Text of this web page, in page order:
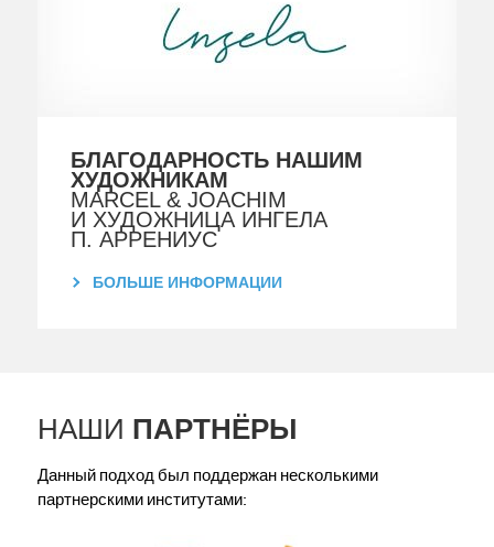
БЛАГОДАРНОСТЬ НАШИМ
ХУДОЖНИКАМ
MARCEL & JOACHIM
И ХУДОЖНИЦА ИНГЕЛА
П. АРРЕНИУС
БОЛЬШЕ ИНФОРМАЦИИ
НАШИ ПАРТНЁРЫ
Данный подход был поддержан несколькими
партнерскими институтами: